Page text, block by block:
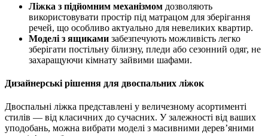
Ліжка з підйомним механізмом дозволяють
використовувати простір під матрацом для зберігання
речей, що особливо актуально для невеликих квартир.
Моделі з ящиками забезпечують можливість легко
зберігати постільну білизну, пледи або сезонний одяг, не
захаращуючи кімнату зайвими шафами.
Дизайнерські рішення для двоспальних ліжок
Двоспальні ліжка представлені у величезному асортименті
стилів — від класичних до сучасних. У залежності від ваших
уподобань, можна вибрати моделі з масивними дерев’яними